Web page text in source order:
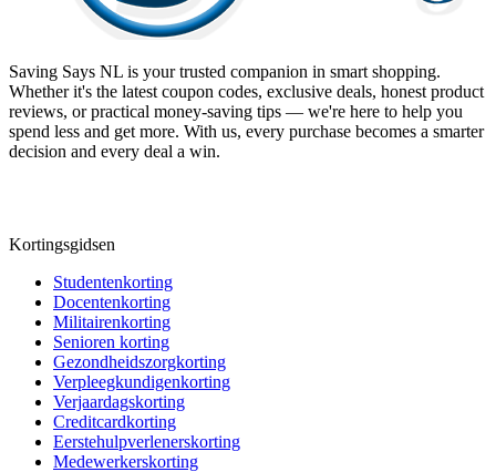
Saving Says NL is your trusted companion in smart shopping.
Whether it's the latest coupon codes, exclusive deals, honest product
reviews, or practical money-saving tips — we're here to help you
spend less and get more. With us, every purchase becomes a smarter
decision and every deal a win.
Kortingsgidsen
Studentenkorting
Docentenkorting
Militairenkorting
Senioren korting
Gezondheidszorgkorting
Verpleegkundigenkorting
Verjaardagskorting
Creditcardkorting
Eerstehulpverlenerskorting
Medewerkerskorting